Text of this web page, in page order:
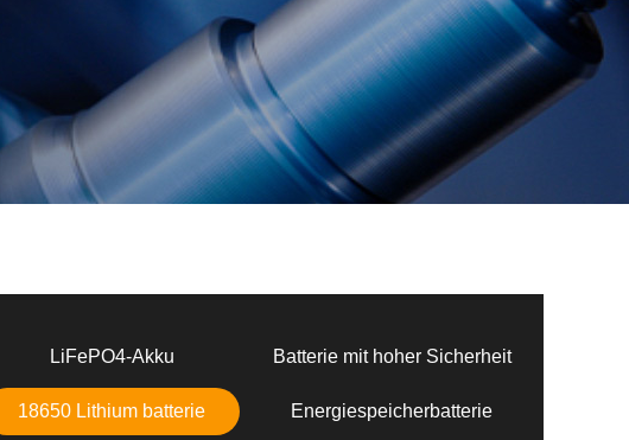
LiFePO4-Akku Batterie mit hoher Sicherheit
18650 Lithium batterie Energiespeicherbatterie